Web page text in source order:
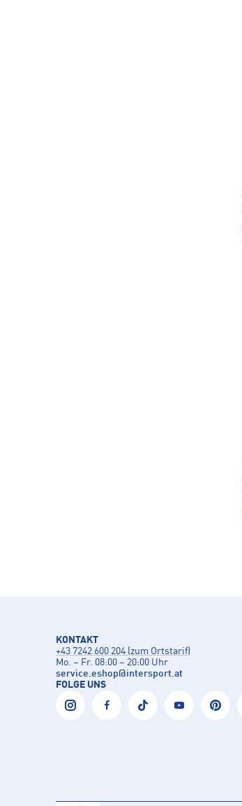
KONTAKT
+43 7242 600 204 (zum Ortstarif)
Mo. – Fr. 08:00 – 20:00 Uhr
service.eshop@intersport.at
FOLGE UNS